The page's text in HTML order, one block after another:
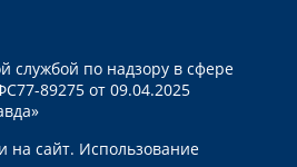
службой по надзору в сфере
89275 от 09.04.2025
на сайт. Использование